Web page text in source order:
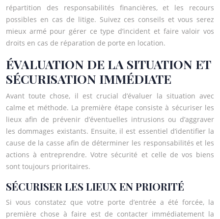
répartition des responsabilités financières, et les recours
possibles en cas de litige. Suivez ces conseils et vous serez
mieux armé pour gérer ce type d’incident et faire valoir vos
droits en cas de réparation de porte en location.
ÉVALUATION DE LA SITUATION ET
SÉCURISATION IMMÉDIATE
Avant toute chose, il est crucial d’évaluer la situation avec
calme et méthode. La première étape consiste à sécuriser les
lieux afin de prévenir d’éventuelles intrusions ou d’aggraver
les dommages existants. Ensuite, il est essentiel d’identifier la
cause de la casse afin de déterminer les responsabilités et les
actions à entreprendre. Votre sécurité et celle de vos biens
sont toujours prioritaires.
SÉCURISER LES LIEUX EN PRIORITÉ
Si vous constatez que votre porte d’entrée a été forcée, la
première chose à faire est de contacter immédiatement la